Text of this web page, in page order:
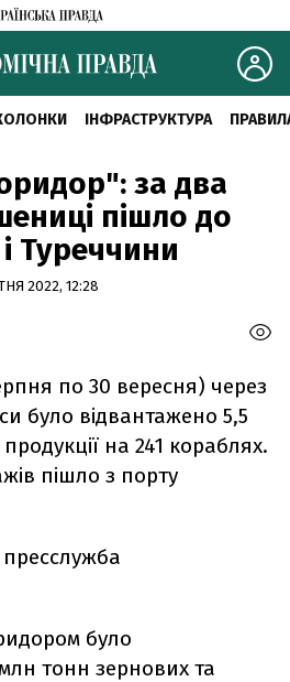
ІНФРАСТРУКТУРА
за два
пішло до
Туреччини
2022, 12:28
по 30 вересня) через
було відвантажено 5,5
на 241 кораблях.
пішло з порту
пресслужба
було
тонн зернових та